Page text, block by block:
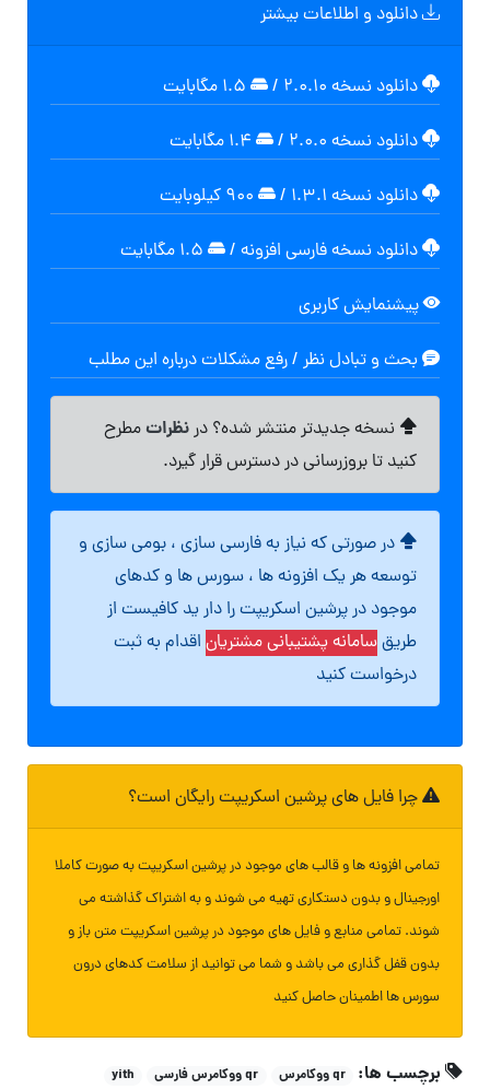
دانلود و اطلاعات بیشتر
دانلود نسخه ۲.۰.۱۰ /
دانلود نسخه ۲.۰.۰ /
دانلود نسخه ۱.۳.۱ /
دانلود نسخه فارسی افزونه /
پیشنمایش کاربری
بحث و تبادل نظر / رفع مشکلات درباره این مطلب
نسخه جدیدتر منتشر شده؟ درنظراتمطرح
کنید تا بروزرسانی در دسترس قرار گیرد.
در صورتی که نیاز به فارسی سازی ، بومی سازی و
توسعه هر یک افزونه ها ، سورس ها و کدهای
موجود در پرشین اسکریپت را دار ید کافیست از
طریقسامانه پشتیبانی مشتریان اقدام به ثبت
درخواست کنید
چرا فایل های پرشین اسکریپت رایگان است؟
تمامی افزونه ها و قالب های موجود در پرشین اسکریپت به صورت کاملا
اورجینال و بدون دستکاری تهیه می شوند و به اشتراک گذاشته می
شوند. تمامی منابع و فایل های موجود در پرشین اسکریپت متن باز و
بدون قفل گذاری می باشد و شما می توانید از سلامت کدهای درون
سورس ها اطمینان حاصل کنید
برچسب ها: qr ووکامرس qr ووکامرس فارسی
yith